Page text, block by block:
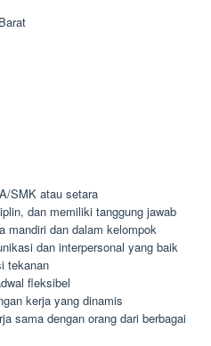
SMK atau setara
dan memiliki tanggung jawab
mandiri dan dalam kelompok
dan interpersonal yang baik
tekanan
fleksibel
kerja yang dinamis
sama dengan orang dari berbagai